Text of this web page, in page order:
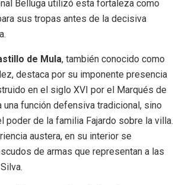
Belluga utilizó esta fortaleza como
sus tropas antes de la decisiva
de Mula, también conocido como
destaca por su imponente presencia
en el siglo XVI por el Marqués de
una función defensiva tradicional, sino
poder de la familia Fajardo sobre la villa.
austera, en su interior se
de armas que representan a las